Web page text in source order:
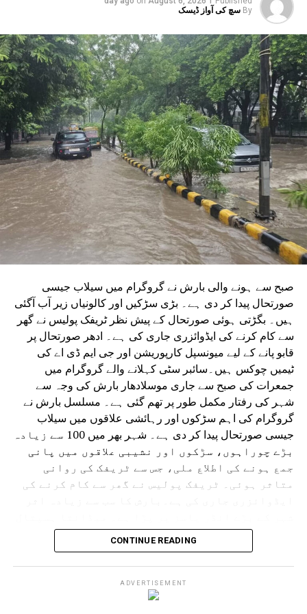
لائن کو پھیلانے اور میٹرو کو سیکٹر-142 سے بوٹینیکل گارڈن اور
گریٹر نوئیڈا ڈپو سے بوڈاکی روٹس پر چلانے کے منصوبے جاری
ہیں۔ ان دونوں راستوں کو اتر پردیش کی کابینہ سے بھی
منظوری مل چکی ہے۔ مرکزی منظوری کے بعد، NMRC نے ان
دونوں راستوں پر کام شروع کرنے کے لیے تقریباً چھ ماہ قبل
ٹینڈر جاری کیا تھا۔ ٹینڈر کی آخری تاریخ میں دو بار توسیع کی
گئی۔ اب اس عمل کے لیے ایجنسی کا انتخاب کر لیا گیا ہے۔این
ایم آر سی کے عہدیداروں نے بتایا کہ دونوں راستوں پر کام
شروع کرنے کے لئے ایل این ٹی نامی ایجنسی کا انتخاب کیا گیا
ہے۔ یہ ایجنسی دونوں راستوں پر تعمیراتی کام کرے گی۔
دونوں راستوں پر سول کام کے لیے منتخب کردہ ایجنسی لارسن
اینڈ ٹوبرو (L&T) ہے۔ سول ورک کی تخمینہ لاگت 1,200 کروڑ
ہے۔اس لائن پر آٹھ اسٹیشن بنائے جائیں گے۔ ان میں
سیکٹر-38A بوٹینیکل گارڈن، سیکٹر-44، نوئیڈا آفس، سیکٹر-96،
سیکٹر-97، سیکٹر-105، سیکٹر-108، سیکٹر-93، اور پنچشیل
بوائز انٹر کالج شامل ہوں گے۔
By سچ کی آواز ڈیسک
صبح سے ہونے والی بارش نے گروگرام میں سیلاب جیسی
صورتحال پیدا کر دی ہے۔ بڑی سڑکیں اور کالونیاں زیر آب آگئی
ہیں۔ بگڑتی ہوئی صورتحال کے پیش نظر ٹریفک پولیس نے گھر
سے کام کرنے کی ایڈوائزری جاری کی ہے۔ ادھر صورتحال پر
قابو پانے کے لیے میونسپل کارپوریشن اور جی ایم ڈی اے کی
ٹیمیں چوکس ہیں۔سائبر سٹی کہلانے والے گروگرام میں
جمعرات کی صبح سے جاری موسلادھار بارش کی وجہ سے
شہر کی رفتار مکمل طور پر تھم گئی ہے۔ مسلسل بارش نے
گروگرام کی اہم سڑکوں اور رہائشی علاقوں میں سیلاب
جیسی صورتحال پیدا کر دی ہے۔ شہر بھر میں 100 سے زیادہ
بڑے چوراہوں، سڑکوں اور نشیبی علاقوں میں پانی
جمع ہونے کی اطلاع ملی، جس سے ٹریفک کی روانی
متاثر ہوئی۔ ٹریفک پولیس نے گھر سے کام کرنے کی
سے دہلی کی طرف جانے والا انڈر پاس کئی فٹ پانی سے
بھر گیا۔ ایک گاڑی رک گئی اور پانی بھرنے میں
پھنس گئی۔ اسی طرح سرائے الوردی ریلوے انڈر پاس
مکمل طور پر زیر آب آ گیا جس سے گاڑیوں کی
آمدورفت مکمل طور پر متاثر ہوئی۔ ڈرائیورز اپنی
CONTINUE READING
ADVERTISEMENT